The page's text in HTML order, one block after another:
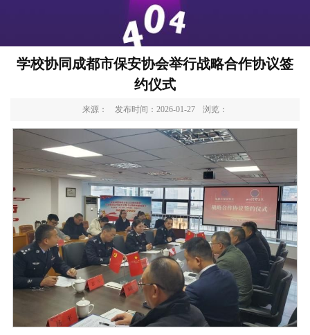
学校协同成都市保安协会举行战略合作协议签
约仪式
来源： 发布时间：2026-01-27 浏览：